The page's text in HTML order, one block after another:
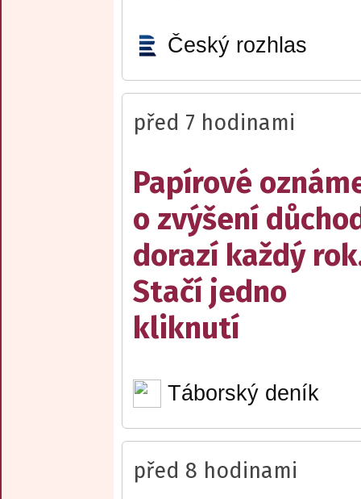
Český rozhlas
před 7 hodinami
Papírové
o zvýšení
dorazí každý
Stačí jedno
kliknutí
Táborský deník
před 8 hodinami